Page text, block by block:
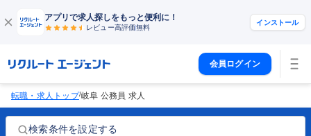
アプリで求人探しをもっと便利に！
レビュー高評価無料
インストール
会員ログイン
転職・求人トップ/岐阜 公務員 求人
検索条件を設定する